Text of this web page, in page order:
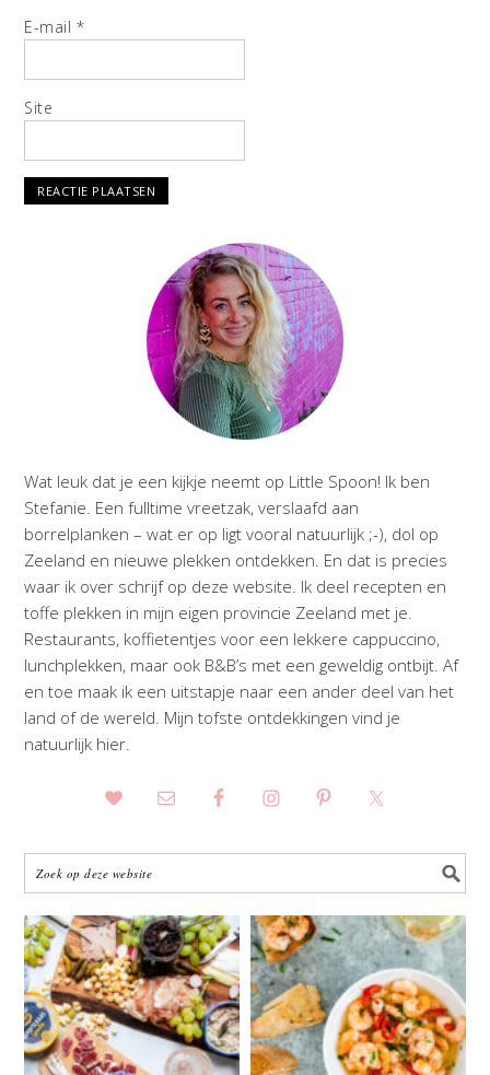
E-mail *
Site
Wat leuk dat je een kijkje neemt op Little Spoon! Ik ben
Stefanie. Een fulltime vreetzak, verslaafd aan
borrelplanken – wat er op ligt vooral natuurlijk ;-), dol op
Zeeland en nieuwe plekken ontdekken. En dat is precies
waar ik over schrijf op deze website. Ik deel recepten en
toffe plekken in mijn eigen provincie Zeeland met je.
Restaurants, koffietentjes voor een lekkere cappuccino,
lunchplekken, maar ook B&B’s met een geweldig ontbijt. Af
en toe maak ik een uitstapje naar een ander deel van het
land of de wereld. Mijn tofste ontdekkingen vind je
natuurlijk hier.